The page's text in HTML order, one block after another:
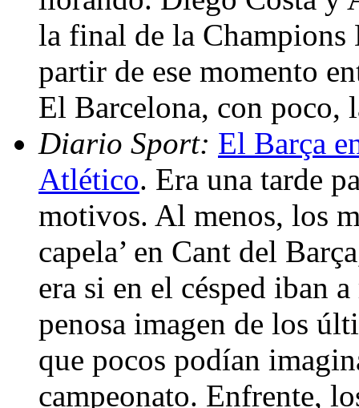
la final de la Champions
partir de ese momento
El Barcelona, con
Diario Sport: El Barça
Atlético. Era una tarde
motivos. Al menos, los
capela’ en Cant del
era si en el césped iban
penosa imagen de los
que pocos podían
campeonato. Enfrente,